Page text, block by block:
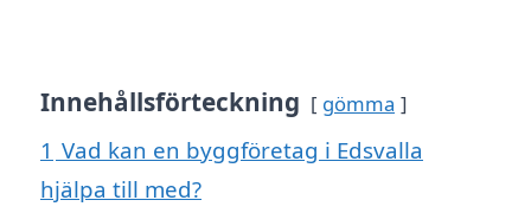
Innehållsförteckning gömma
1 Vad kan en byggföretag i Edsvalla
hjälpa till med?